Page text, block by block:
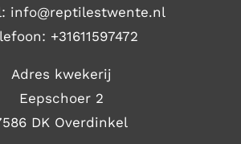
info@reptilestwente.nl
+31611597472
Adres kwekerij
Eepschoer 2
DK Overdinkel